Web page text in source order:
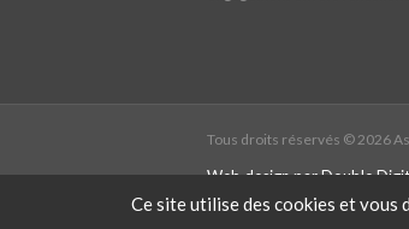
Tous droits réservés ©2026
Web design par Double Digit
Ce site utilise des cookies et vous